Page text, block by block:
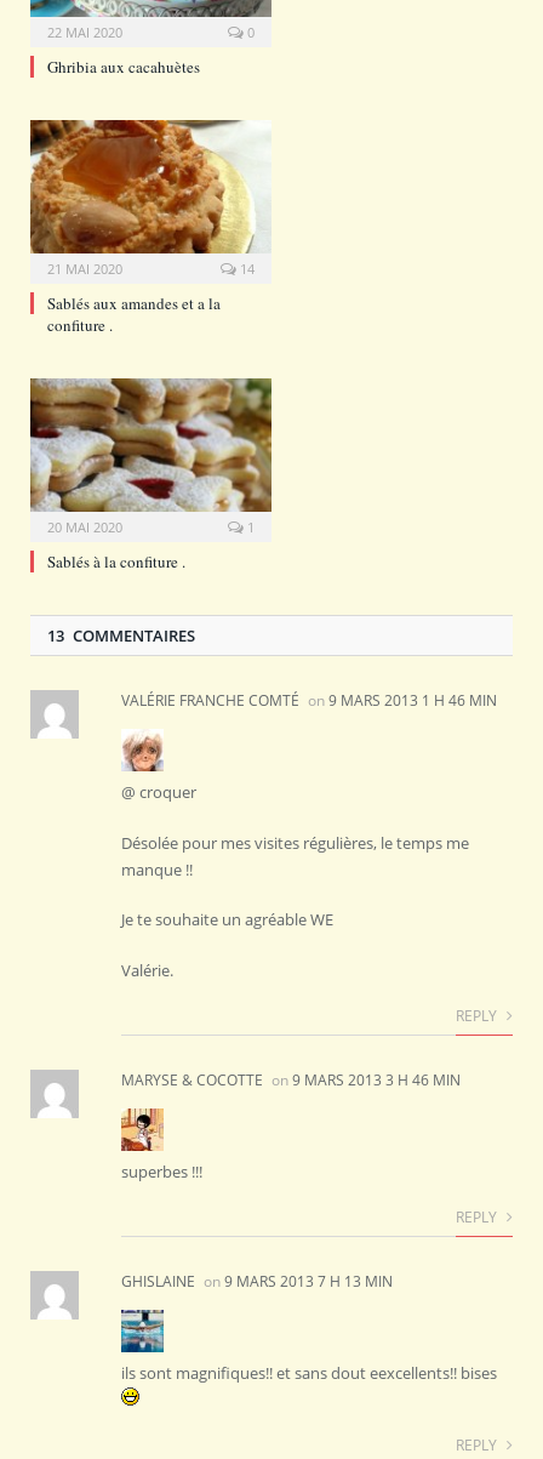
22 MAI 2020 0
Ghribia aux cacahuètes
21 MAI 2020 14
Sablés aux amandes et a la
confiture .
20 MAI 2020 1
Sablés à la confiture .
13 COMMENTAIRES
VALÉRIE FRANCHE COMTÉ on9 MARS 2013 1 H 46 MIN
@ croquer
Désolée pour mes visites régulières, le temps me
manque !!
Je te souhaite un agréable WE
Valérie.
REPLY
MARYSE & COCOTTE on9 MARS 2013 3 H 46 MIN
superbes !!!
REPLY
GHISLAINE on9 MARS 2013 7 H 13 MIN
ils sont magnifiques!! et sans dout eexcellents!! bises
REPLY